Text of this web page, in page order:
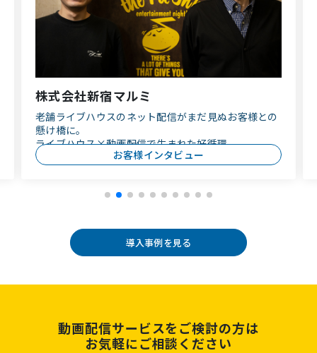
株式会社新宿マルミ
老舗ライブハウスのネット配信がまだ見ぬお客様との
懸け橋に。
ライブハウス×動画配信で生まれた好循環。
お客様インタビュー
導入事例を見る
動画配信サービスをご検討の方は
お気軽にご相談ください